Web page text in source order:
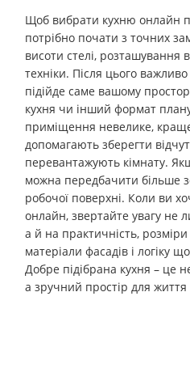
Щоб вибрати кухню онлайн
потрібно почати з точних
висоти стелі, розташування
техніки. Після цього
підійде саме вашому
кухня чи інший формат
приміщення невелике, краще
допомагають зберегти
перевантажують кімнату.
можна передбачити більше
робочої поверхні. Коли ви
онлайн, звертайте увагу не
а й на практичність,
матеріали фасадів і логіку
Добре підібрана кухня – це
а зручний простір для